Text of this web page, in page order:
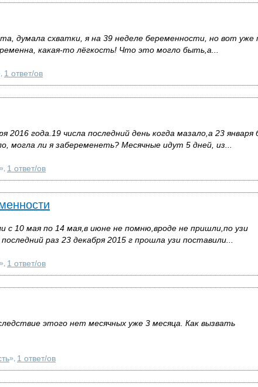
думала схватки, я на 39 неделе беременности, но вот уже
какая-то лёгкость! Что это могло быть,а...
1 ответ/ов
2016 года.19 числа последний день когда мазало,а 23 января
могла ли я забеременеть? Месячные идут 5 дней, из...
», 1 ответ/ов
с 10 мая по 14 мая,в июне не помню,вроде не пришли,по узи
раз 23 декабря 2015 г прошла узи поставили...
», 1 ответ/ов
этого нет месячных уже 3 месяца. Как вызвать
», 1 ответ/ов